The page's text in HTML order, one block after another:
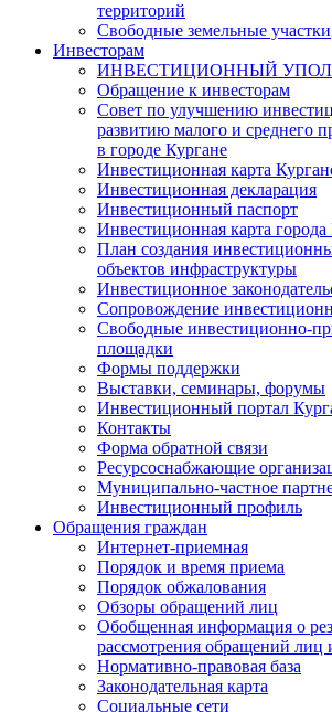
территорий
Свободные земельные участки
Инвесторам
ИНВЕСТИЦИОННЫЙ
Обращение к инвесторам
Совет по улучшению
развитию малого и среднего
в городе Кургане
Инвестиционная карта
Инвестиционная декларация
Инвестиционный паспорт
Инвестиционная карта города
План создания
объектов инфраструктуры
Инвестиционное
Сопровождение
Свободные инвестиционно-
площадки
Формы поддержки
Выставки, семинары, форумы
Инвестиционный портал
Контакты
Форма обратной связи
Ресурсоснабжающие
Муниципально-частное
Инвестиционный профиль
Обращения граждан
Интернет-приемная
Порядок и время приема
Порядок обжалования
Обзоры обращений лиц
Обобщенная информация о
рассмотрения обращений лиц
Нормативно-правовая база
Законодательная карта
Социальные сети